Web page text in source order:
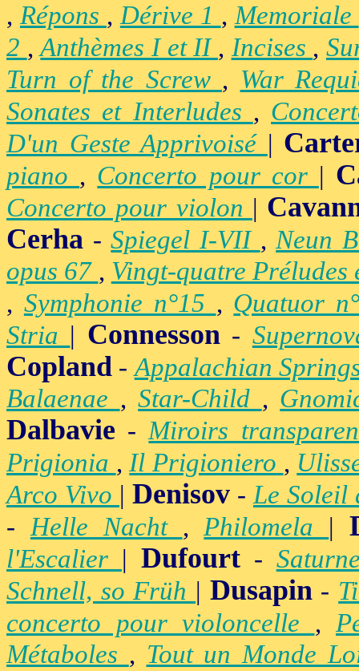
, Répons ,Dérive 1 ,Memoriale
2 ,Anthèmes I et II , Incises ,
Turn of the Screw , War
Sonates et Interludes ,
D'un Geste Apprivoisé |
piano , Concerto pour cor |
Concerto pour violon |
Cerha -Spiegel I-VII ,Neun
opus 67 , Vingt-quatre Préludes
, Symphonie n°15 , Quatuor
Stria | Connesson-
Copland -Appalachian
Balaenae ,Star-Child ,
Dalbavie -Miroirs
Prigionia ,Il Prigioniero ,
Arco Vivo | Denisov -Le Soleil
-Helle Nacht ,Philomela |
l'Escalier | Dufourt-
Schnell, so Früh | Dusapin-
concerto pour violoncelle ,
Métaboles , Tout un Monde